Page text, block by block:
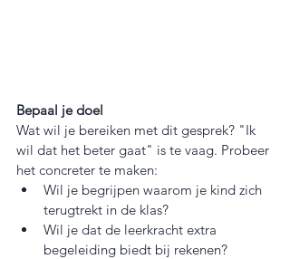
Bepaal je doel
Wat wil je bereiken met dit gesprek? "Ik
wil dat het beter gaat" is te vaag. Probeer
het concreter te maken:
Wil je begrijpen waarom je kind zich
terugtrekt in de klas?
Wil je dat de leerkracht extra
begeleiding biedt bij rekenen?